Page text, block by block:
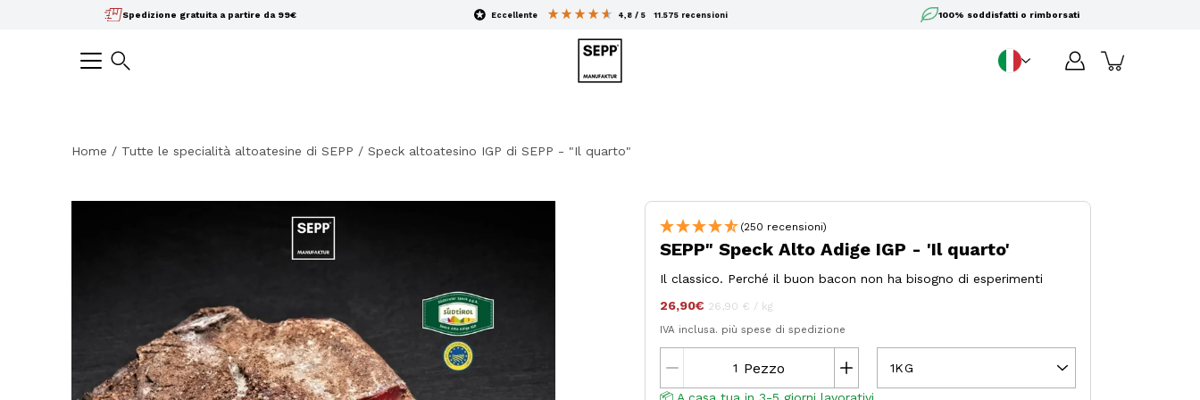
Spedizione gratuita a partire da 99€ eccellente 4,8 / 5 11.575 recensioni 100% soddisfatti o rimborsati
IT
Home / Tutte le specialità altoatesine di SEPP / Speck altoatesino IGP di SEPP - "Il quarto"
(250 recensioni)
SEPP" Speck Alto Adige IGP - 'Il quarto'
Il classico. Perché il buon bacon non ha bisogno di esperimenti
26,90€ Prezzo
26,90 € /
per kg
ogni
IVA inclusa. più spese di spedizione
Pezzo 1KG